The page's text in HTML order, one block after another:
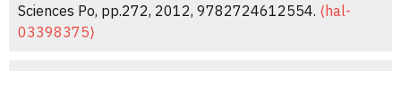
Claude Dargent, Guy Michelat. Système symbolique
catholique et comportements électoraux.
Sciences Po, pp.272, 2012, 9782724612554. ⟨hal-
03398375⟩